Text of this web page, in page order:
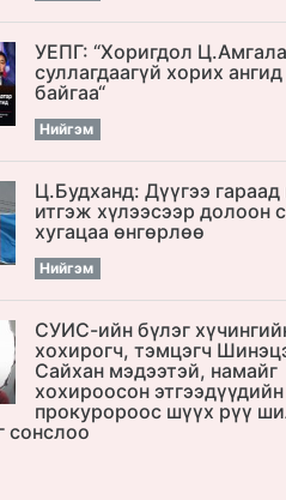
УЕПГ: “Хоригдол
cуллагдаагүй хорих
байгаа“
Нийгэм
Ц.Будханд: Дүүгээ
итгэж хүлээсээр долоон
хугацаа өнгөрлөө
Нийгэм
СУИС-ийн бүлэг
хохирогч, тэмцэгч
Сайхан мэдээтэй, намайг
хохироосон
прокуророос шүүх рүү
сонслоо